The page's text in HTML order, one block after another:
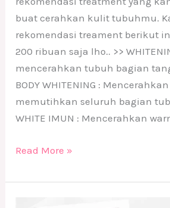
buat cerahkan kulit tubuhmu.
rekomendasi treament berikut
200 ribuan saja lho.. >>
mencerahkan tubuh bagian
BODY WHITENING :
memutihkan seluruh bagian
WHITE IMUN : Mencerahkan
Read More »